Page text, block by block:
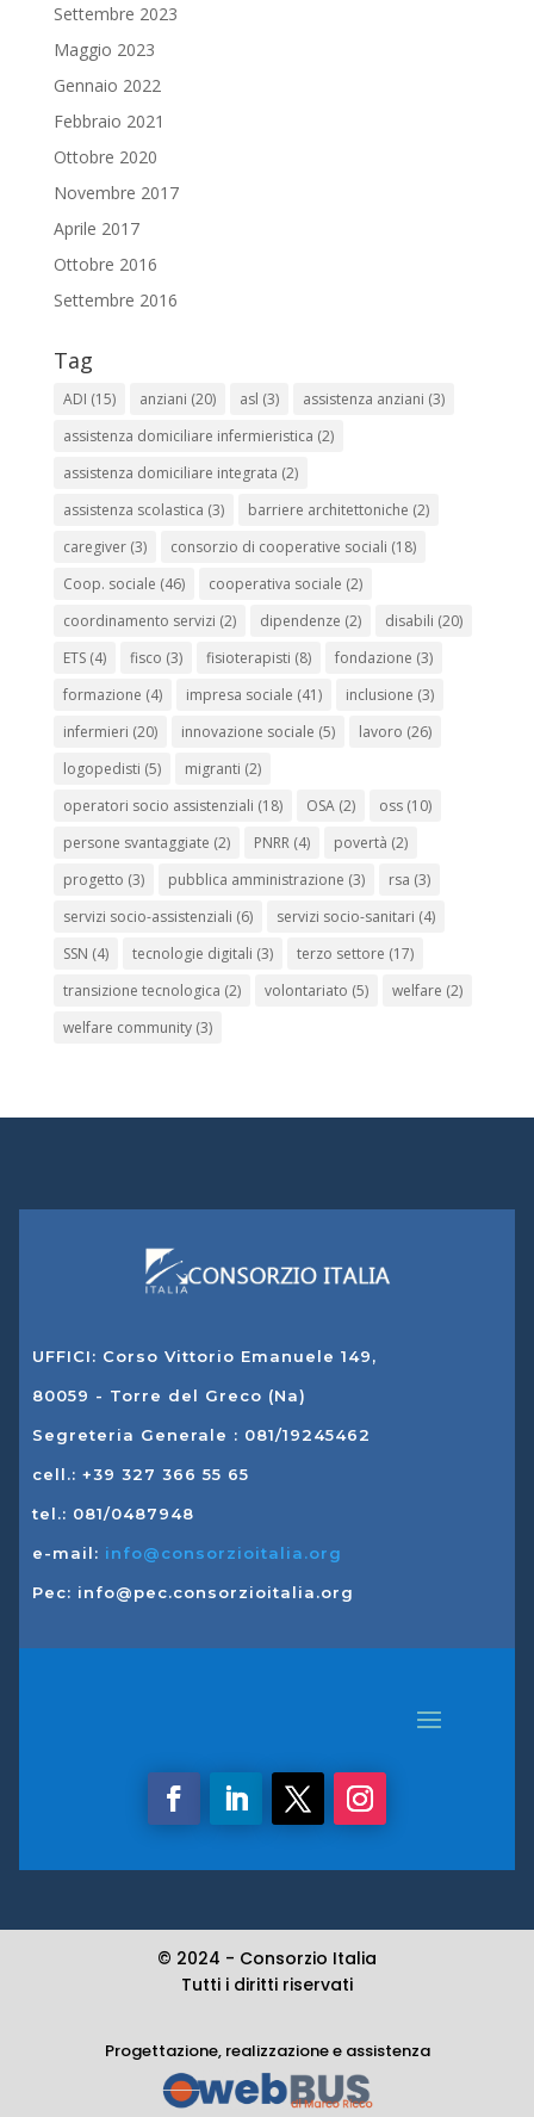
Settembre 2023
Maggio 2023
Gennaio 2022
Febbraio 2021
Ottobre 2020
Novembre 2017
Aprile 2017
Ottobre 2016
Settembre 2016
Tag
ADI (15) anziani (20) asl (3) assistenza anziani (3)
assistenza domiciliare infermieristica (2)
assistenza domiciliare integrata (2)
assistenza scolastica (3) barriere architettoniche (2)
caregiver(3) consorzio di cooperative sociali (18)
Coop. sociale (46) cooperativa sociale (2)
coordinamento servizi (2) dipendenze (2) disabili (20)
ETS(4) fisco (3) fisioterapisti (8) fondazione (3)
formazione (4) impresa sociale (41) inclusione (3)
infermieri (20) innovazione sociale (5) lavoro (26)
logopedisti (5) migranti (2)
operatori socio assistenziali (18) OSA(2) oss(10)
persone svantaggiate (2) PNRR(4) povertà (2)
progetto (3) pubblica amministrazione (3) rsa (3)
servizi socio-assistenziali (6) servizi socio-sanitari (4)
SSN (4) tecnologie digitali (3) terzo settore (17)
transizione tecnologica (2) volontariato (5) welfare (2)
welfare community(3)
UFFICI: Corso Vittorio Emanuele 149,
80059 - Torre del Greco (Na)
Segreteria Generale : 081/19245462
cell.: +39 327 366 55 65
tel.: 081/0487948
e-mail: info@consorzioitalia.org
Pec: info@pec.consorzioitalia.org
© 2024 - Consorzio Italia
Tutti i diritti riservati
Progettazione, realizzazione e assistenza